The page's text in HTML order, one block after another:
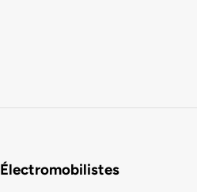
Électromobilistes